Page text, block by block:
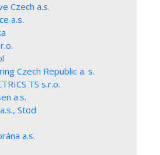
Czech a.s.
a.s.
Czech Republic a. s.
TS s.r.o.
a.s.
Stod
a.s.